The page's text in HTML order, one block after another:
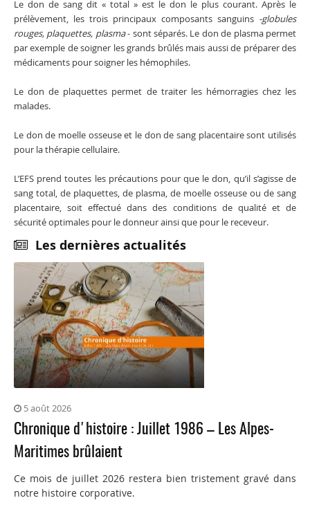
Le don de sang dit « total » est le don le plus courant. Après le
prélèvement, les trois principaux composants sanguins -globules
rouges, plaquettes, plasma- sont séparés. Le don de plasma permet
par exemple de soigner les grands brûlés mais aussi de préparer des
médicaments pour soigner les hémophiles.
Le don de plaquettes permet de traiter les hémorragies chez les
malades.
Le don de moelle osseuse et le don de sang placentaire sont utilisés
pour la thérapie cellulaire.
L’EFS prend toutes les précautions pour que le don, qu’il s’agisse de
sang total, de plaquettes, de plasma, de moelle osseuse ou de sang
placentaire, soit effectué dans des conditions de qualité et de
sécurité optimales pour le donneur ainsi que pour le receveur.
Les dernières actualités
5 août 2026
Chronique d'histoire : Juillet 1986 – Les Alpes-
Maritimes brûlaient
Ce mois de juillet 2026 restera bien tristement gravé dans
notre histoire corporative.